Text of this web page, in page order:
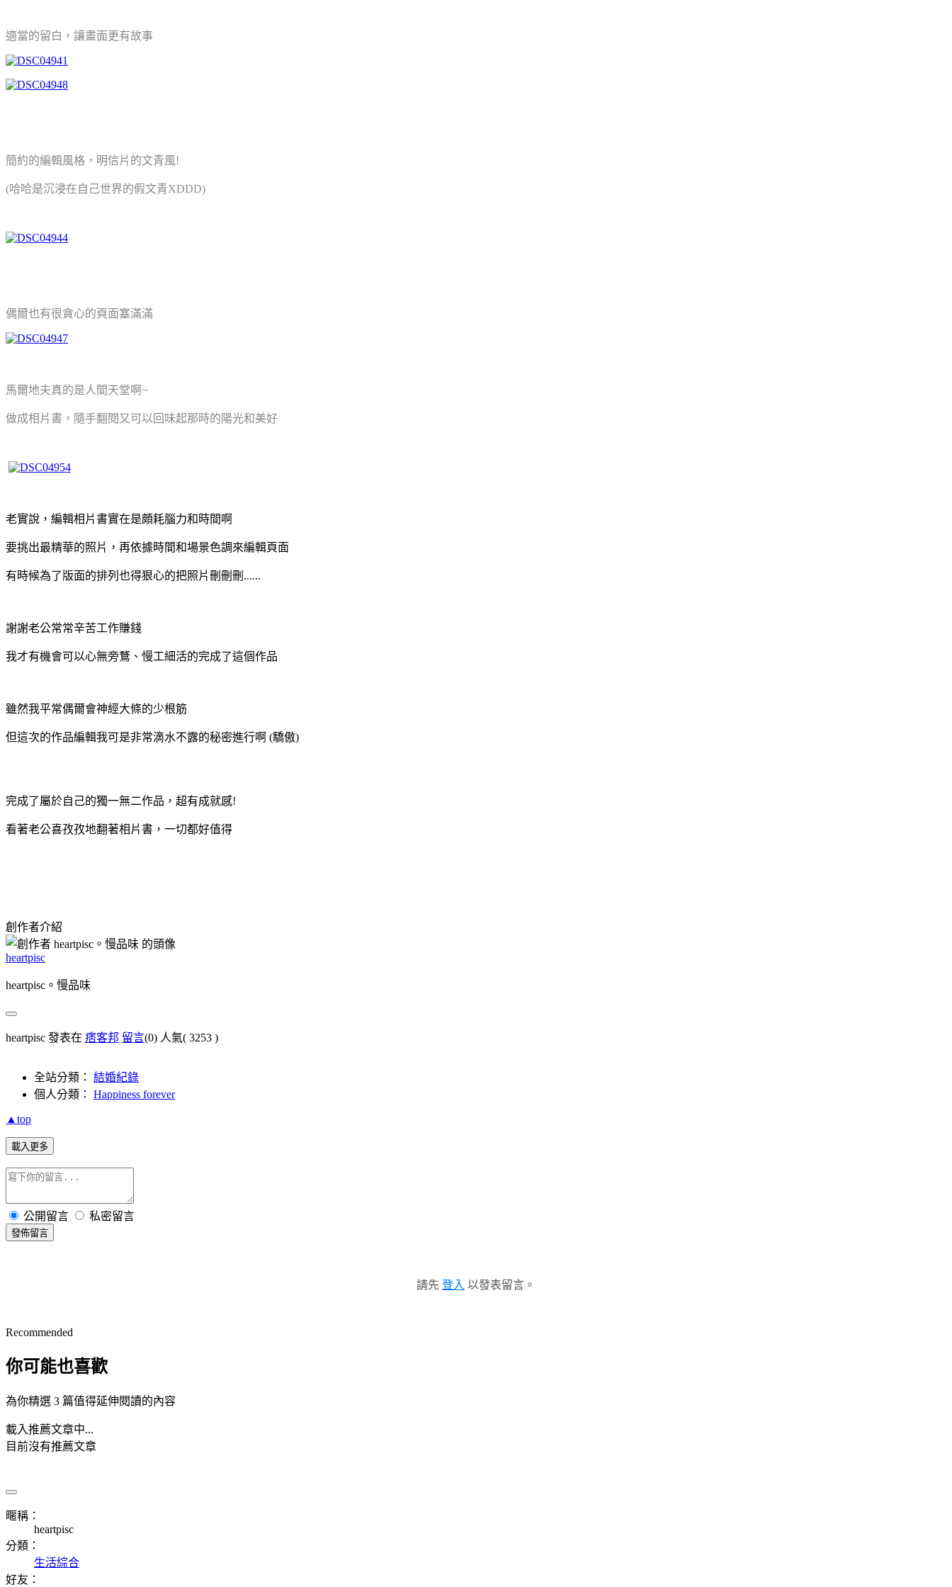
適當的留白，讓畫面更有故事
簡約的編輯風格，明信片的文青風!
(哈哈是沉浸在自己世界的假文青XDDD)
偶爾也有很貪心的頁面塞滿滿
馬爾地夫真的是人間天堂啊~
做成相片書，隨手翻閱又可以回味起那時的陽光和美好
老實說，編輯相片書實在是頗耗腦力和時間啊
要挑出最精華的照片，再依據時間和場景色調來編輯頁面
有時候為了版面的排列也得狠心的把照片刪刪刪......
謝謝老公常常辛苦工作賺錢
我才有機會可以心無旁鶩、慢工細活的完成了這個作品
雖然我平常偶爾會神經大條的少根筋
但這次的作品編輯我可是非常滴水不露的秘密進行啊 (驕傲)
完成了屬於自己的獨一無二作品，超有成就感!
看著老公喜孜孜地翻著相片書，一切都好值得
創作者介紹
heartpisc
heartpisc。慢品味
heartpisc 發表在 痞客邦 留言(0) 人氣( 3253 )
全站分類： 結婚紀錄
個人分類： Happiness forever
▲top
載入更多
公開留言 私密留言
發佈留言
請先 登入 以發表留言。
Recommended
你可能也喜歡
為你精選 3 篇值得延伸閱讀的內容
載入推薦文章中...
目前沒有推薦文章
暱稱：
heartpisc
分類：
生活綜合
好友：